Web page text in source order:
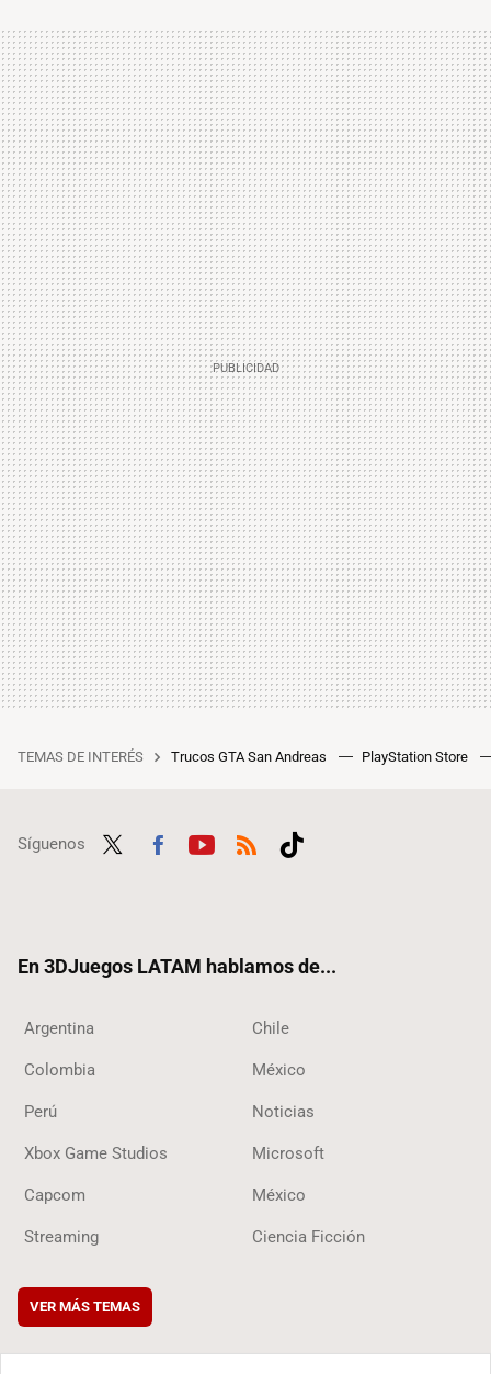
TEMAS DE INTERÉS Trucos GTA San Andreas PlayStation Store
Síguenos
En 3DJuegos LATAM hablamos de...
Argentina Chile
Colombia México
Perú Noticias
Xbox Game Studios Microsoft
Capcom México
Streaming Ciencia Ficción
VER MÁS TEMAS